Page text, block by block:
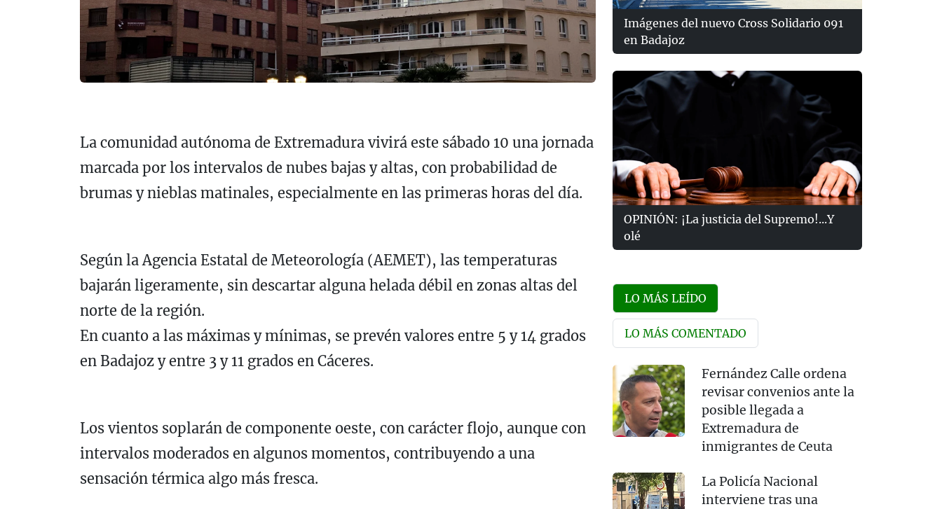
La comunidad autónoma de Extremadura vivirá este sábado 10 una jornada
marcada por los intervalos de nubes bajas y altas, con probabilidad de
brumas y nieblas matinales, especialmente en las primeras horas del día.
Según la Agencia Estatal de Meteorología (AEMET), las temperaturas
bajarán ligeramente, sin descartar alguna helada débil en zonas altas del
norte de la región.
En cuanto a las máximas y mínimas, se prevén valores entre 5 y 14 grados
en Badajoz y entre 3 y 11 grados en Cáceres.
Los vientos soplarán de componente oeste, con carácter flojo, aunque con
intervalos moderados en algunos momentos, contribuyendo a una
sensación térmica algo más fresca.
Imágenes del nuevo Cross Solidario 091
en Badajoz
OPINIÓN: ¡La justicia del Supremo!...Y
olé
LO MÁS LEÍDO
LO MÁS COMENTADO
Fernández Calle ordena
revisar convenios ante la
posible llegada a
Extremadura de
inmigrantes de Ceuta
La Policía Nacional
interviene tras una